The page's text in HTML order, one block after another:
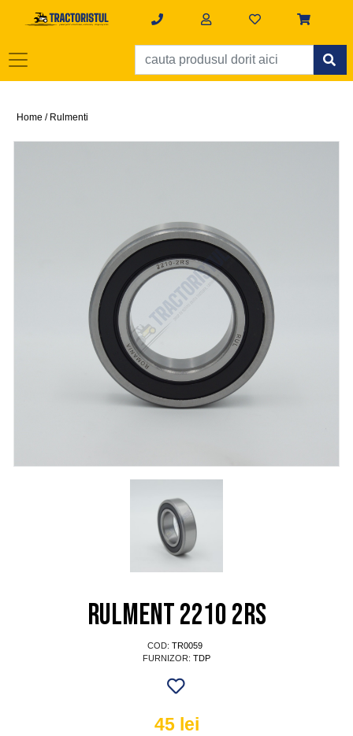
Home / Rulmenti
Rulment 2210 2RS
COD: TR0059
FURNIZOR: TDP
45 lei